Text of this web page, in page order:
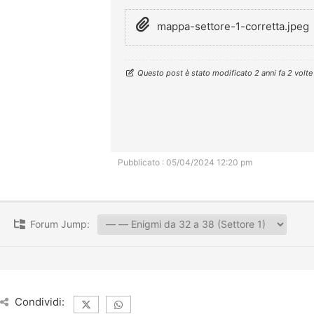
mappa-settore-1-corretta.jpeg
Questo post è stato modificato 2 anni fa 2 volte
Pubblicato : 05/04/2024 12:20 pm
Forum Jump:
Condividi: